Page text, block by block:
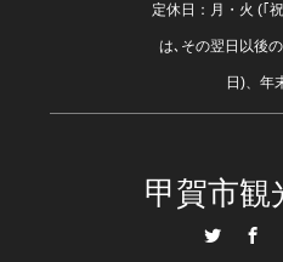
定休日：月・火 (｢
は､その翌日以後
日)、年
甲賀市観
RSS